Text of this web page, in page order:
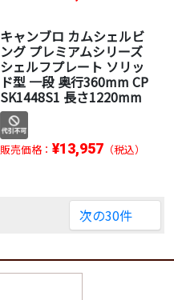
キャンブロ カムシェルビ
ング プレミアムシリーズ
シェルフプレート ソリッ
ド型 一段 奥行360mm CP
SK1448S1 長さ1220mm
販売価格： ¥13,957（税込）
次の30件